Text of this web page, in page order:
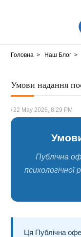
Головна Наш Блог
Умови надання
/ 22 May 2026, 8:29 PM
Публічна
Ця Публічна